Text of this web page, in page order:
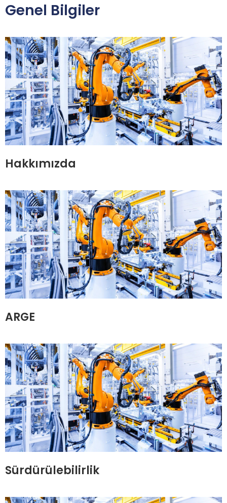
Genel Bilgiler
Hakkımızda
ARGE
Sürdürülebilirlik